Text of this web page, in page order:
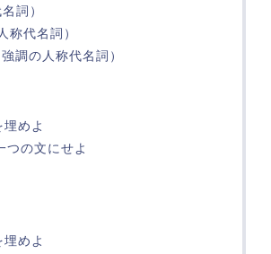
詞）
代名詞）
の人称代名詞）
めよ
つの文にせよ
めよ